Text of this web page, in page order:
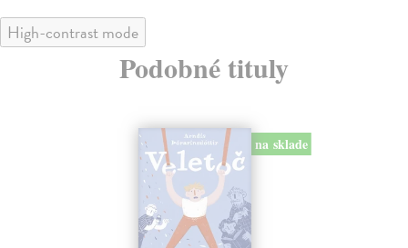
High-contrast mode
Podobné tituly
na sklade